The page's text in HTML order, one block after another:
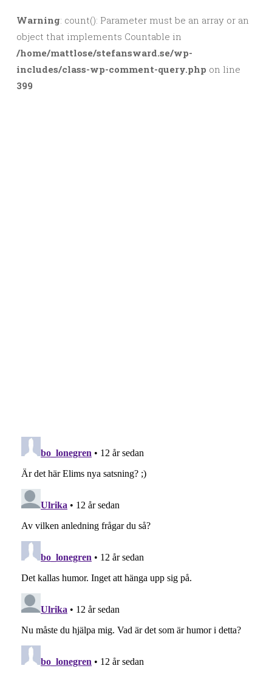
Warning: count(): Parameter must be an array or an
object that implements Countable in
/home/mattlose/stefansward.se/wp-
includes/class-wp-comment-query.php on line
399